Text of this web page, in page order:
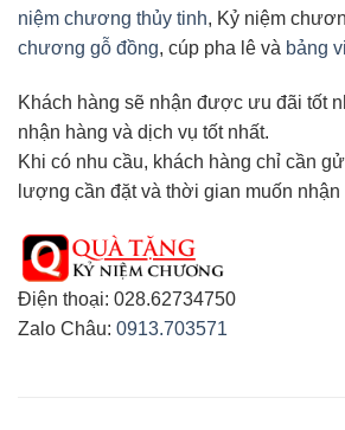
niệm chương thủy tinh, Kỷ niệm
chương gỗ đồng, cúp pha lê và bảng
Khách hàng sẽ nhận được ưu đãi tốt
nhận hàng và dịch vụ tốt nhất.
Khi có nhu cầu, khách hàng chỉ cần
lượng cần đặt và thời gian muốn nhận
Điện thoại: 028.62734750
Zalo Châu: 0913.703571